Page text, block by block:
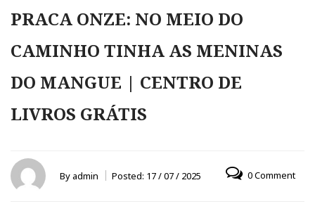
PRACA ONZE: NO MEIO DO
CAMINHO TINHA AS MENINAS
DO MANGUE | CENTRO DE
LIVROS GRÁTIS
By admin Posted: 17 / 07 / 2025 0 Comment